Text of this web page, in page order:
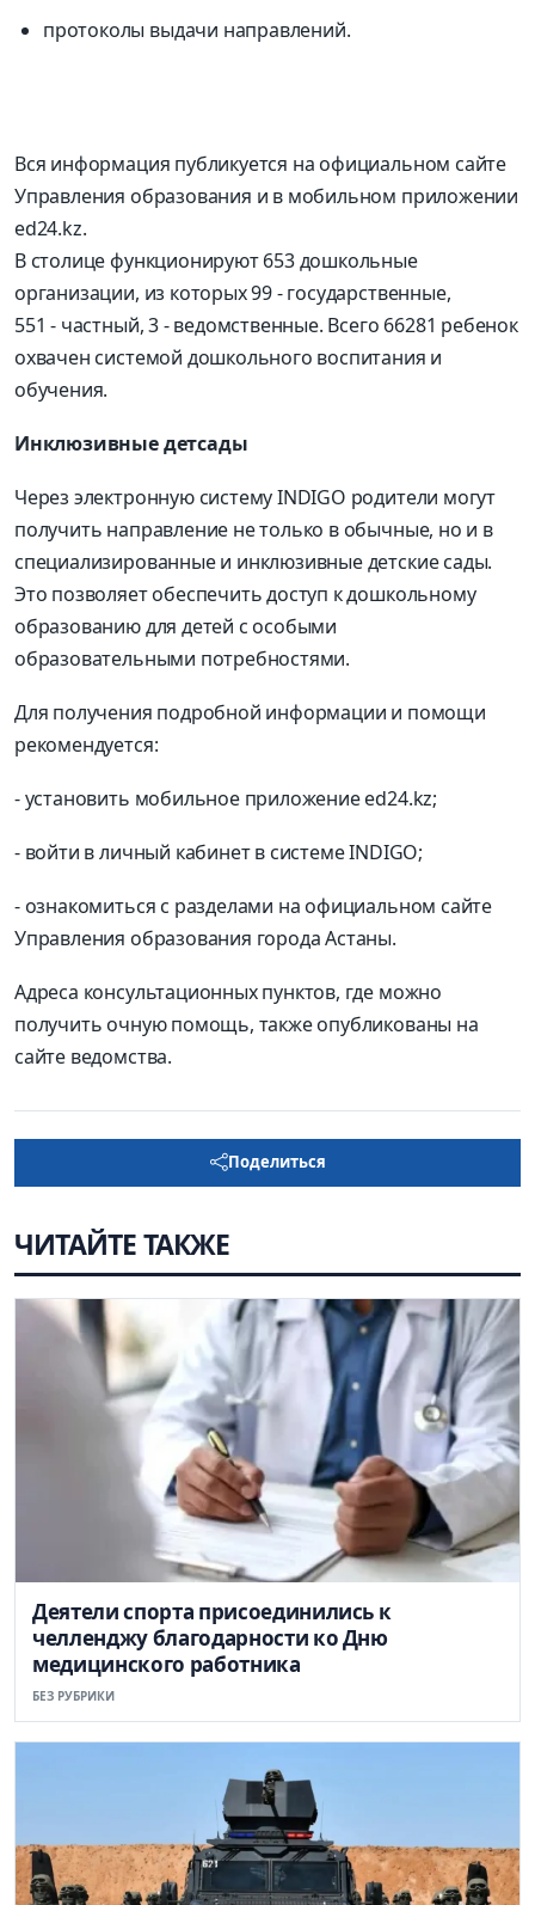
протоколы выдачи направлений.
Вся информация публикуется на официальном сайте
Управления образования и в мобильном приложении
ed24.kz.
В столице функционируют 653 дошкольные
организации, из которых 99 - государственные,
551 - частный, 3 - ведомственные. Всего 66281 ребенок
охвачен системой дошкольного воспитания и
обучения.
Инклюзивные детсады
Через электронную систему INDIGO родители могут
получить направление не только в обычные, но и в
специализированные и инклюзивные детские сады.
Это позволяет обеспечить доступ к дошкольному
образованию для детей с особыми
образовательными потребностями.
Для получения подробной информации и помощи
рекомендуется:
- установить мобильное приложение ed24.kz;
- войти в личный кабинет в системе INDIGO;
- ознакомиться с разделами на официальном сайте
Управления образования города Астаны.
Адреса консультационных пунктов, где можно
получить очную помощь, также опубликованы на
сайте ведомства.
Поделиться
ЧИТАЙТЕ ТАКЖЕ
Деятели спорта присоединились к
челленджу благодарности ко Дню
медицинского работника
БЕЗ РУБРИКИ